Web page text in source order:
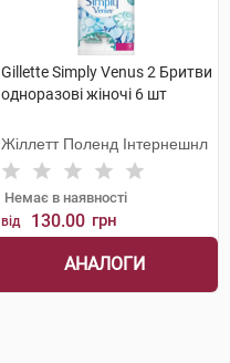
Gillette Simply Venus 2 Бритви
одноразові жіночі 6 шт
Жіллетт Поленд Інтернешнл
Немає в наявності
від 130.00 грн
АНАЛОГИ